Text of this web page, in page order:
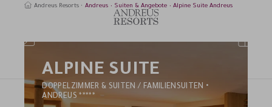
Andreus Resorts Andreus Suiten & Angebote Alpine Suite Andreus
ALPINE SUITE
DOPPELZIMMER & SUITEN / FAMILIENSUITEN •
ANDREUS *****